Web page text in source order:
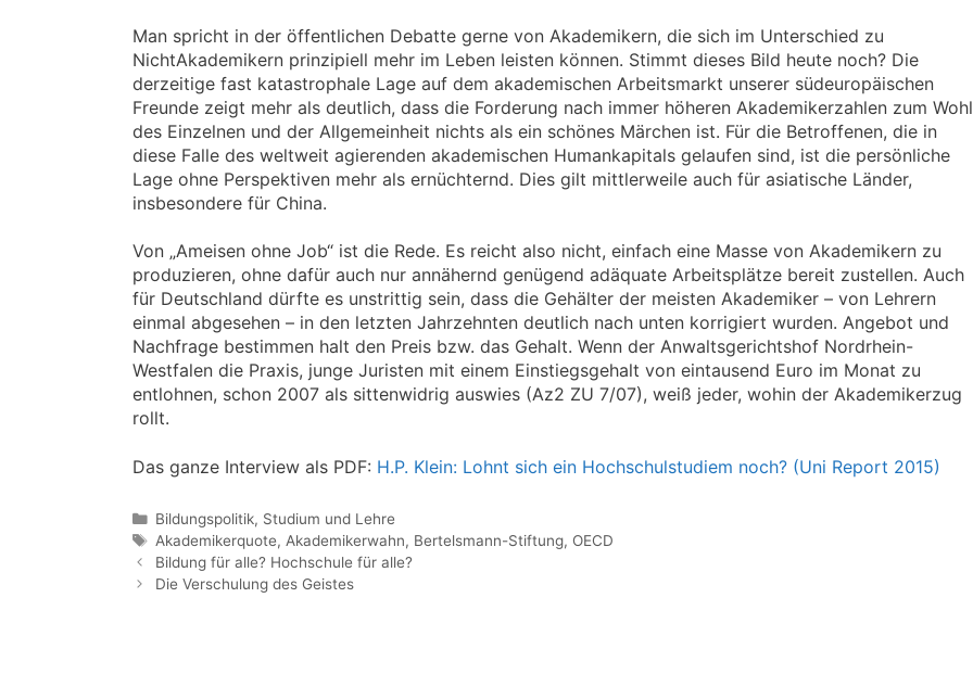
Man spricht in der öffentlichen Debatte gerne von Akademikern, die sich im Unterschied zu
NichtAkademikern prinzipiell mehr im Leben leisten können. Stimmt dieses Bild heute noch? Die
derzeitige fast katastrophale Lage auf dem akademischen Arbeitsmarkt unserer südeuropäischen
Freunde zeigt mehr als deutlich, dass die Forderung nach immer höheren Akademikerzahlen zum Wohl
des Einzelnen und der Allgemeinheit nichts als ein schönes Märchen ist. Für die Betroffenen, die in
diese Falle des weltweit agierenden akademischen Humankapitals gelaufen sind, ist die persönliche
Lage ohne Perspektiven mehr als ernüchternd. Dies gilt mittlerweile auch für asiatische Länder,
insbesondere für China.
Von „Ameisen ohne Job“ ist die Rede. Es reicht also nicht, einfach eine Masse von Akademikern zu
produzieren, ohne dafür auch nur annähernd genügend adäquate Arbeitsplätze bereit zustellen. Auch
für Deutschland dürfte es unstrittig sein, dass die Gehälter der meisten Akademiker – von Lehrern
einmal abgesehen – in den letzten Jahrzehnten deutlich nach unten korrigiert wurden. Angebot und
Nachfrage bestimmen halt den Preis bzw. das Gehalt. Wenn der Anwaltsgerichtshof Nordrhein-
Westfalen die Praxis, junge Juristen mit einem Einstiegsgehalt von eintausend Euro im Monat zu
entlohnen, schon 2007 als sittenwidrig auswies (Az2 ZU 7/07), weiß jeder, wohin der Akademikerzug
rollt.
Das ganze Interview als PDF: H.P. Klein: Lohnt sich ein Hochschulstudiem noch? (Uni Report 2015)
Kategorien
Bildungspolitik, Studium und Lehre
Schlagwörter
Akademikerquote, Akademikerwahn, Bertelsmann-Stiftung, OECD
Bildung für alle? Hochschule für alle?
Die Verschulung des Geistes